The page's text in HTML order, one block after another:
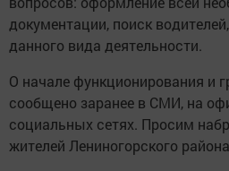
документации, поиск
данного вида деятельности.
О начале функционирования и
сообщено заранее в СМИ, на
социальных сетях. Просим
жителей Лениногорского